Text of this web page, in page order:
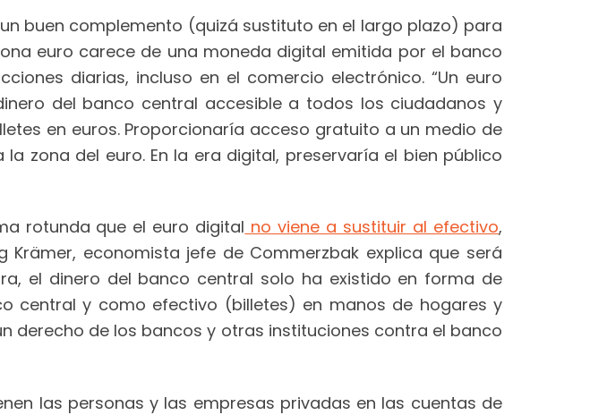
buen complemento (quizá sustituto en el largo plazo) para
euro carece de una moneda digital emitida por el banco
diarias, incluso en el comercio electrónico. “Un euro
del banco central accesible a todos los ciudadanos y
en euros. Proporcionaría acceso gratuito a un medio de
zona del euro. En la era digital, preservaría el bien público
rotunda que el euro digital no viene a sustituir al efectivo,
economista jefe de Commerzbak explica que será
el dinero del banco central solo ha existido en forma de
central y como efectivo (billetes) en manos de hogares y
derecho de los bancos y otras instituciones contra el banco
las personas y las empresas privadas en las cuentas de